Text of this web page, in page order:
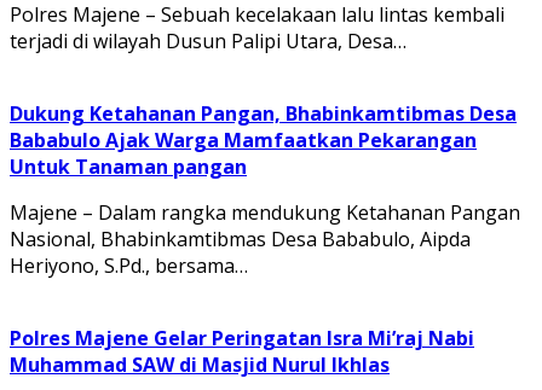
Polres Majene – Sebuah kecelakaan lalu lintas kembali
terjadi di wilayah Dusun Palipi Utara, Desa…
Dukung Ketahanan Pangan, Bhabinkamtibmas Desa
Bababulo Ajak Warga Mamfaatkan Pekarangan
Untuk Tanaman pangan
Majene – Dalam rangka mendukung Ketahanan Pangan
Nasional, Bhabinkamtibmas Desa Bababulo, Aipda
Heriyono, S.Pd., bersama…
Polres Majene Gelar Peringatan Isra Mi’raj Nabi
Muhammad SAW di Masjid Nurul Ikhlas